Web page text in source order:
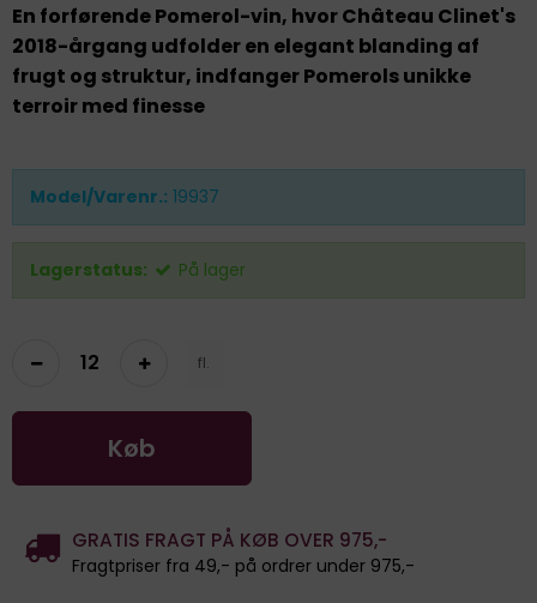
En forførende Pomerol-vin, hvor Château Clinet's
2018-årgang udfolder en elegant blanding af
frugt og struktur, indfanger Pomerols unikke
terroir med finesse
Model/Varenr.: 19937
Lagerstatus: På lager
fl.
Køb
GRATIS FRAGT PÅ KØB OVER 975,-
Fragtpriser fra 49,- på ordrer under 975,-